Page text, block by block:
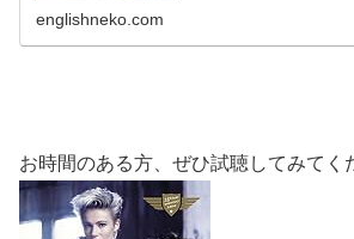
englishneko.com
お時間のある方、ぜひ試聴してみてく